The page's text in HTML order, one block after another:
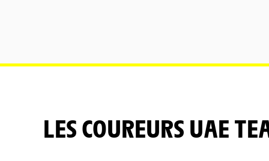
LES COUREURS UAE